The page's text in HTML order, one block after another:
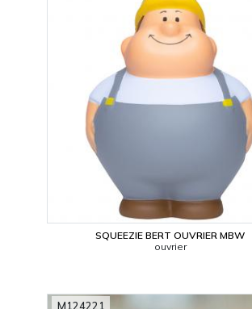
SQUEEZIE BERT OUVRIER MBW
ouvrier
M124221